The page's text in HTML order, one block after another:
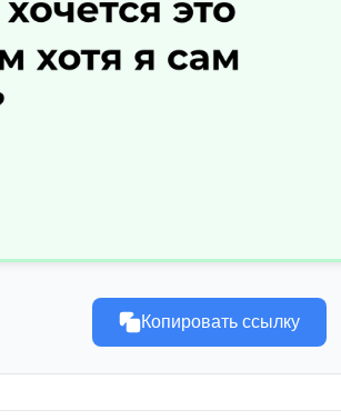
Копировать ссылку